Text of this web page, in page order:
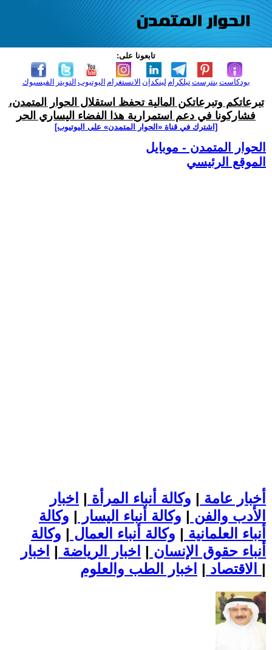
تابعونا على:
الفيسبوك التويتر اليوتيوب الانستغرام لينكدإن تيلكرامبنترست بودكاست
تبرعاتكم وتبرعاتكن المالية تحفظ استقلال الحوار المتمدن،
فشاركونا في دعم استمرارية هذا الفضاء اليساري الحر
[اشترك في قناة ‫«الحوار المتمدن» على اليوتيوب]
الحوار المتمدن - موبايل
الموقع الرئيسي
أخبار عامة | وكالة أنباء المرأة | اخبار
الأدب والفن | وكالة أنباء اليسار | وكالة
أنباء العلمانية | وكالة أنباء العمال | وكالة
أنباء حقوق الإنسان | اخبار الرياضة | اخبار
الاقتصاد | |